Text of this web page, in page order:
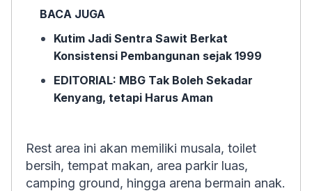
BACA JUGA
Kutim Jadi Sentra Sawit Berkat
Konsistensi Pembangunan sejak 1999
EDITORIAL: MBG Tak Boleh Sekadar
Kenyang, tetapi Harus Aman
Rest area ini akan memiliki musala, toilet
bersih, tempat makan, area parkir luas,
camping ground, hingga arena bermain anak.